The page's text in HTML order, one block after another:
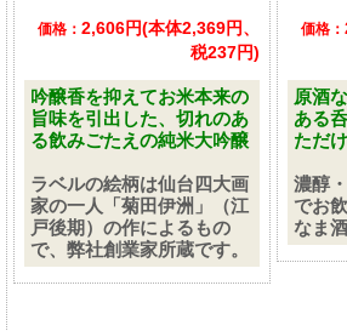
価格： 2,606円(本体2,369円、
税237円)
吟醸香を抑えてお米本来の
旨味を引出した、切れのあ
る飲みごたえの純米大吟醸
ラベルの絵柄は仙台四大画
家の一人「菊田伊洲」（江
戸後期）の作によるもの
で、弊社創業家所蔵です。
価格：
原酒
ある
ただ
濃醇
でお
なま